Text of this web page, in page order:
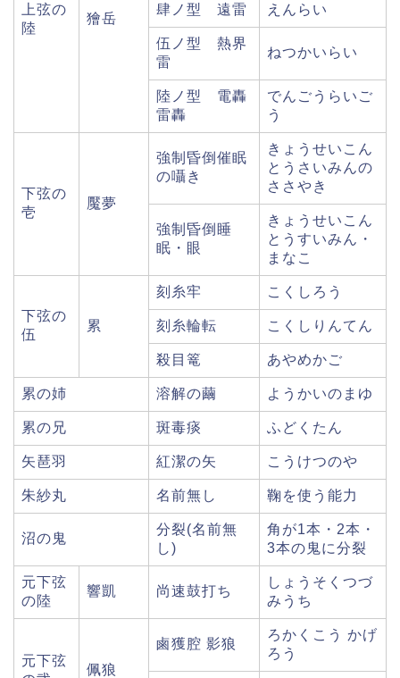
上弦の
陸
獪岳
肆ノ型 遠雷 えんらい
伍ノ型 熱界
雷
ねつかいらい
陸ノ型 電轟
雷轟
でんごうらいご
う
下弦の
壱
魘夢
強制昏倒催眠
の囁き
きょうせいこん
とうさいみんの
ささやき
強制昏倒睡
眠・眼
きょうせいこん
とうすいみん・
まなこ
下弦の
伍
累
刻糸牢 こくしろう
刻糸輪転 こくしりんてん
殺目篭 あやめかご
累の姉 溶解の繭 ようかいのまゆ
累の兄 斑毒痰 ふどくたん
矢琶羽 紅潔の矢 こうけつのや
朱紗丸 名前無し 鞠を使う能力
沼の鬼
分裂(名前無
し)
角が1本・2本・
3本の鬼に分裂
元下弦
の陸
響凱 尚速鼓打ち
しょうそくつづ
みうち
元下弦
佩狼
鹵獲腔 影狼
ろかくこう かげ
ろう